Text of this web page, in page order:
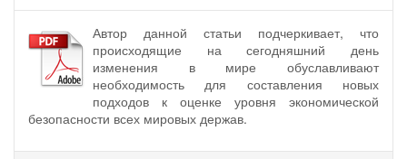
Автор данной статьи подчеркивает, что
происходящие на сегодняшний день
изменения в мире обуславливают
необходимость для составления новых
подходов к оценке уровня экономической
безопасности всех мировых держав.